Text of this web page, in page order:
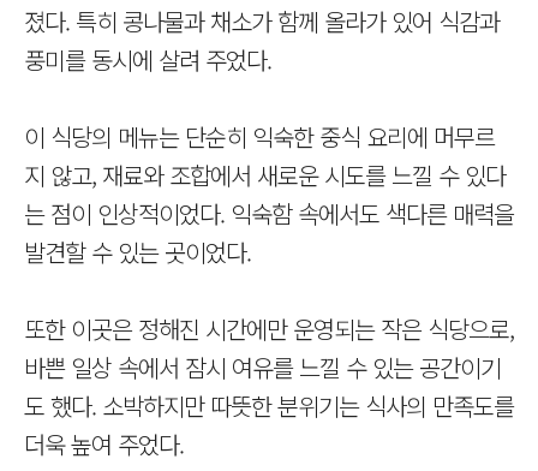
졌다. 특히 콩나물과 채소가 함께 올라가 있어 식감과
풍미를 동시에 살려 주었다.
이 식당의 메뉴는 단순히 익숙한 중식 요리에 머무르
지 않고, 재료와 조합에서 새로운 시도를 느낄 수 있다
는 점이 인상적이었다. 익숙함 속에서도 색다른 매력을
발견할 수 있는 곳이었다.
또한 이곳은 정해진 시간에만 운영되는 작은 식당으로,
바쁜 일상 속에서 잠시 여유를 느낄 수 있는 공간이기
도 했다. 소박하지만 따뜻한 분위기는 식사의 만족도를
더욱 높여 주었다.